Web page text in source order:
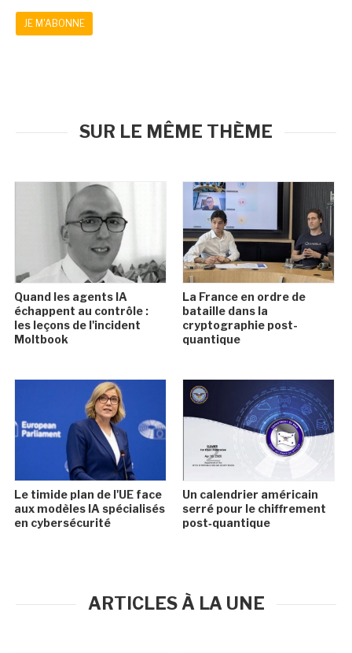
JE M'ABONNE
SUR LE MÊME THÈME
Quand les agents IA
échappent au contrôle :
les leçons de l'incident
Moltbook
La France en ordre de
bataille dans la
cryptographie post-
quantique
Le timide plan de l'UE face
aux modèles IA spécialisés
en cybersécurité
Un calendrier américain
serré pour le chiffrement
post‑quantique
ARTICLES À LA UNE